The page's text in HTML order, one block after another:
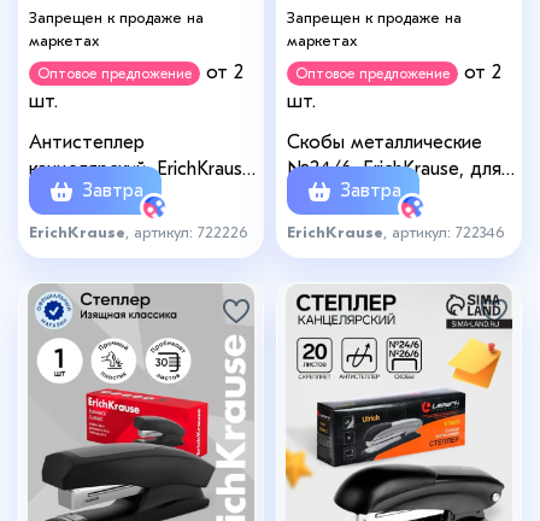
Запрещен к продаже на
маркетах
Оптовое предложение
от 2
шт.
Антистеплер
канцелярский, ErichKrause,
чёрный, МИКС
Завтра
ErichKrause , артикул: 722226
Запрещен к продаже на
маркетах
Оптовое предложение
от 2
шт.
Скобы металлические
№24/6, ErichKrause, для
степлера 1000 шт.,
цветные
Завтра
ErichKrause , артикул: 722346